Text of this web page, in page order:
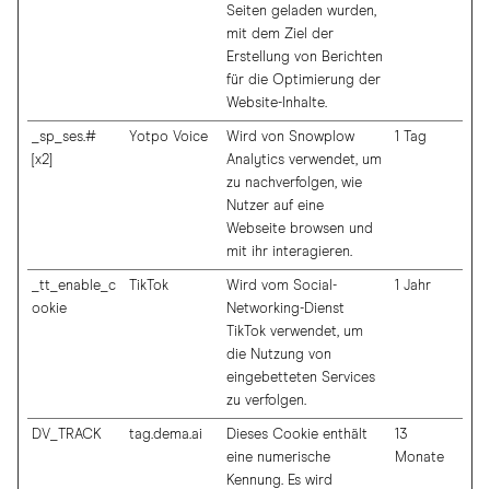
Seiten geladen wurden,
mit dem Ziel der
Erstellung von Berichten
für die Optimierung der
Website-Inhalte.
_sp_ses.#
[x2]
Yotpo Voice
Wird von Snowplow
Analytics verwendet, um
zu nachverfolgen, wie
Nutzer auf eine
Webseite browsen und
mit ihr interagieren.
1 Tag
_tt_enable_c
ookie
TikTok
Wird vom Social-
Networking-Dienst
TikTok verwendet, um
die Nutzung von
eingebetteten Services
zu verfolgen.
1 Jahr
DV_TRACK tag.dema.ai
Dieses Cookie enthält
eine numerische
Kennung. Es wird
13
Monate